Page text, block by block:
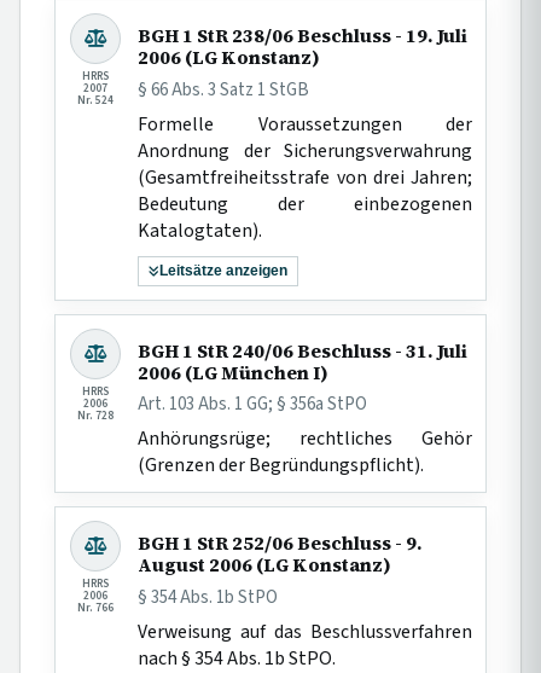
HRRS
2007
Nr. 524
BGH 1 StR 238/06 Beschluss - 19. Juli
2006 (LG Konstanz)
§ 66 Abs. 3 Satz 1 StGB
Formelle Voraussetzungen der
Anordnung der Sicherungsverwahrung
(Gesamtfreiheitsstrafe von drei Jahren;
Bedeutung der einbezogenen
Katalogtaten).
Leitsätze anzeigen
HRRS
2006
Nr. 728
BGH 1 StR 240/06 Beschluss - 31. Juli
2006 (LG München I)
Art. 103 Abs. 1 GG; § 356a StPO
Anhörungsrüge; rechtliches Gehör
(Grenzen der Begründungspflicht).
HRRS
2006
Nr. 766
BGH 1 StR 252/06 Beschluss - 9.
August 2006 (LG Konstanz)
§ 354 Abs. 1b StPO
Verweisung auf das Beschlussverfahren
nach § 354 Abs. 1b StPO.